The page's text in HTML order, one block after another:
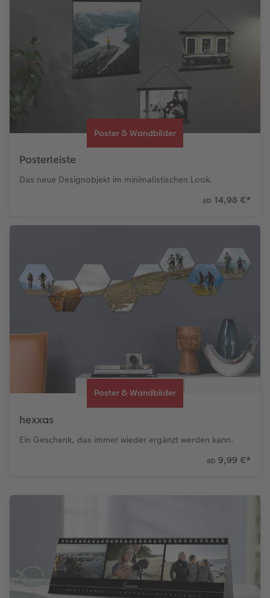
Poster & Wandbilder
Posterleiste
Das neue Designobjekt im minimalistischen Look.
ab 14,98 €*
Poster & Wandbilder
hexxas
Ein Geschenk, das immer wieder ergänzt werden kann.
ab 9,99 €*